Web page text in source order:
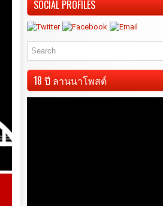
SOCIAL PROFILES
18 ปี ลานนาโพสต์